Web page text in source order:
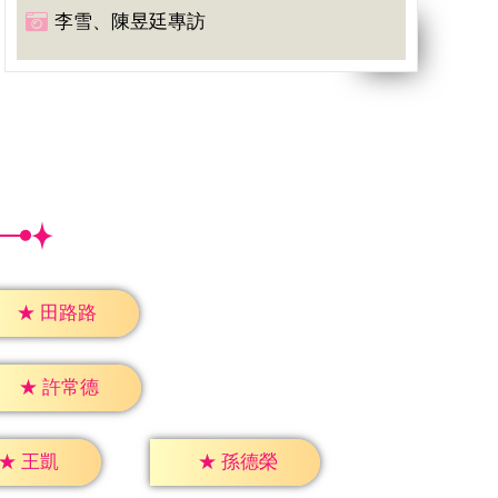
李雪、陳昱廷專訪
★ 田路路
★ 許常德
王凱 ★ 孫德榮